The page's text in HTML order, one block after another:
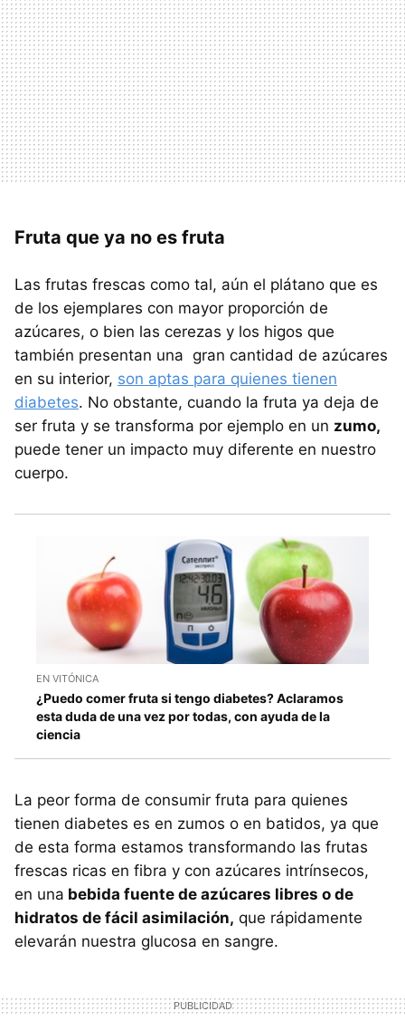
Fruta que ya no es fruta
Las frutas frescas como tal, aún el plátano que es
de los ejemplares con mayor proporción de
azúcares, o bien las cerezas y los higos que
también presentan una gran cantidad de azúcares
en su interior, son aptas para quienes tienen
diabetes. No obstante, cuando la fruta ya deja de
ser fruta y se transforma por ejemplo en un zumo,
puede tener un impacto muy diferente en nuestro
cuerpo.
EN VITÓNICA
¿Puedo comer fruta si tengo diabetes? Aclaramos
esta duda de una vez por todas, con ayuda de la
ciencia
La peor forma de consumir fruta para quienes
tienen diabetes es en zumos o en batidos, ya que
de esta forma estamos transformando las frutas
frescas ricas en fibra y con azúcares intrínsecos,
en una bebida fuente de azúcares libres o de
hidratos de fácil asimilación, que rápidamente
elevarán nuestra glucosa en sangre.